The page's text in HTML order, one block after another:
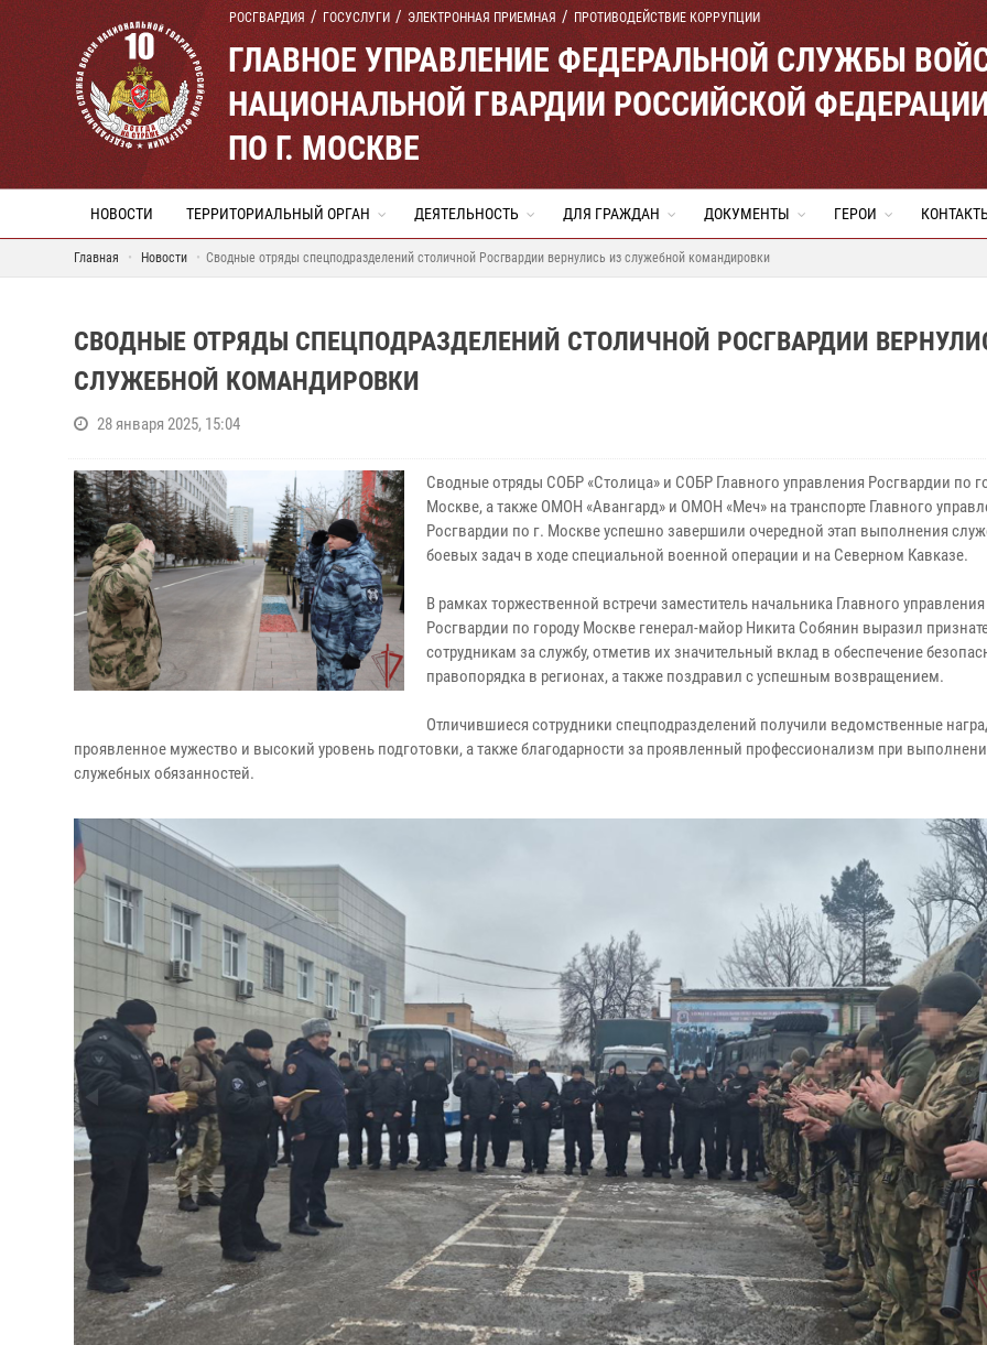
РОСГВАРДИЯ ГОСУСЛУГИ ЭЛЕКТРОННАЯ ПРИЕМНАЯ ПРОТИВОДЕЙСТВИЕ КОРРУПЦИИ
ГЛАВНОЕ УПРАВЛЕНИЕ ФЕДЕРАЛЬНОЙ СЛУЖБЫ
НАЦИОНАЛЬНОЙ ГВАРДИИ РОССИЙСКОЙ
ПО Г. МОСКВЕ
НОВОСТИ ТЕРРИТОРИАЛЬНЫЙ ОРГАН ДЕЯТЕЛЬНОСТЬ ДЛЯ ГРАЖДАН ДОКУМЕНТЫ ГЕРОИ
Главная Новости Сводные отряды спецподразделений столичной Росгвардии вернулись из служебной командировки
СВОДНЫЕ ОТРЯДЫ СПЕЦПОДРАЗДЕЛЕНИЙ СТОЛИЧНОЙ РОСГВАРДИИ
СЛУЖЕБНОЙ КОМАНДИРОВКИ
28 января 2025, 15:04
Сводные отряды СОБР «Столица» и СОБР Главного управления Росгвардии по
Москве, а также ОМОН «Авангард» и ОМОН «Меч» на транспорте Главного
Росгвардии по г. Москве успешно завершили очередной этап выполнения
боевых задач в ходе специальной военной операции и на Северном Кавказе.
В рамках торжественной встречи заместитель начальника Главного управления
Росгвардии по городу Москве генерал-майор Никита Собянин выразил
сотрудникам за службу, отметив их значительный вклад в обеспечение
правопорядка в регионах, а также поздравил с успешным возвращением.
Отличившиеся сотрудники спецподразделений получили ведомственные
проявленное мужество и высокий уровень подготовки, а также благодарности за проявленный профессионализм при
служебных обязанностей.